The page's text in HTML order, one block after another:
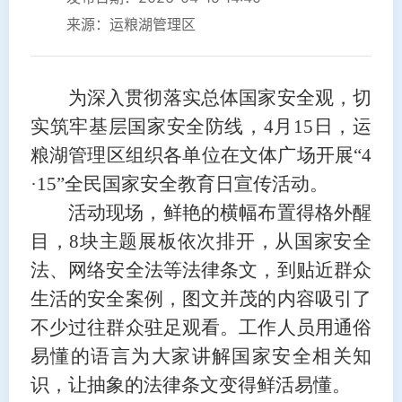
来源：运粮湖管理区
为深入贯彻落实总体国家安全观，切
实筑牢基层国家安全防线，4月15日，运
粮湖管理区组织各单位在文体广场开展“4
·15”全民国家安全教育日宣传活动。
活动现场，鲜艳的横幅布置得格外醒
目，8块主题展板依次排开，从国家安全
法、网络安全法等法律条文，到贴近群众
生活的安全案例，图文并茂的内容吸引了
不少过往群众驻足观看。工作人员用通俗
易懂的语言为大家讲解国家安全相关知
识，让抽象的法律条文变得鲜活易懂。